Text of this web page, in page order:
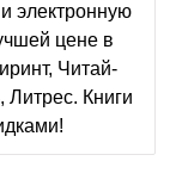
электронную
цене в
Читай-
Книги